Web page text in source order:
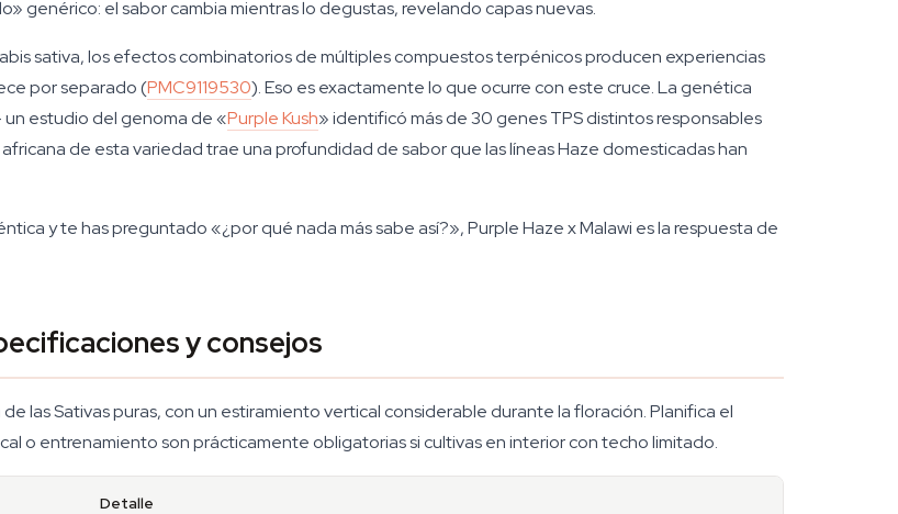
genérico: el sabor cambia mientras lo degustas, revelando capas nuevas.
sativa, los efectos combinatorios de múltiples compuestos terpénicos producen experiencias
por separado (PMC9119530). Eso es exactamente lo que ocurre con este cruce. La genética
estudio del genoma de «Purple Kush» identificó más de 30 genes TPS distintos responsables
africana de esta variedad trae una profundidad de sabor que las líneas Haze domesticadas han
y te has preguntado «¿por qué nada más sabe así?», Purple Haze x Malawi es la respuesta de
y consejos
las Sativas puras, con un estiramiento vertical considerable durante la floración. Planifica el
o entrenamiento son prácticamente obligatorias si cultivas en interior con techo limitado.
Detalle